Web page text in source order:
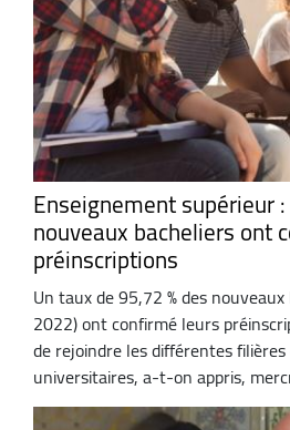
Enseignement supérieur
nouveaux bacheliers ont
préinscriptions
Un taux de 95,72 % des
2022) ont confirmé leurs
de rejoindre les différentes
universitaires, a-t-on appris,